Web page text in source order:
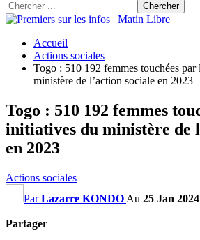
Accueil
Actions sociales
Togo : 510 192 femmes touchées par
ministère de l’action sociale en 2023
Togo : 510 192 femmes
initiatives du ministère de
en 2023
Actions sociales
ParLazarre KONDO Au 25 Jan 2024
Partager